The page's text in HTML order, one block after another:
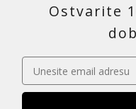
Ostvarite